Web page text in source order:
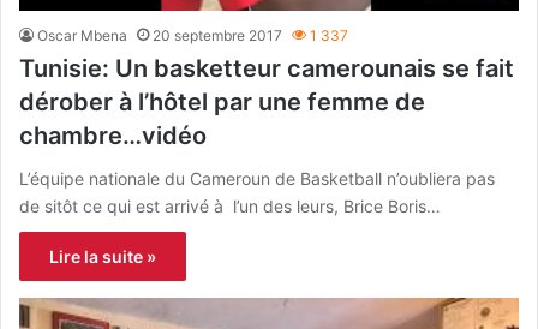
Oscar Mbena 20 septembre 2017 1 337
Tunisie: Un basketteur camerounais se fait
dérober à l’hôtel par une femme de
chambre…vidéo
L’équipe nationale du Cameroun de Basketball n’oubliera pas
de sitôt ce qui est arrivé à l’un des leurs, Brice Boris…
Lire la suite »